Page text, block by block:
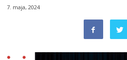
7. maja, 2024